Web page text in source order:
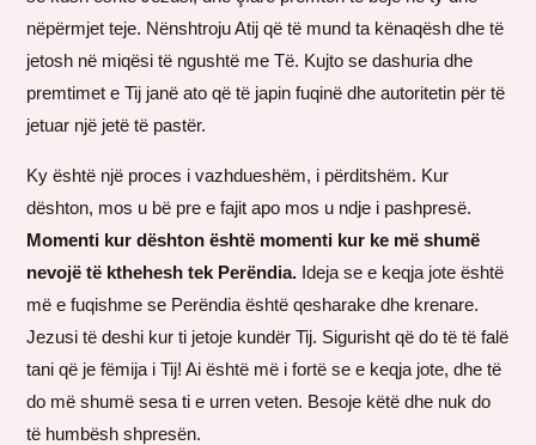
nëpërmjet teje. Nënshtroju Atij që të mund ta kënaqësh dhe të
jetosh në miqësi të ngushtë me Të. Kujto se dashuria dhe
premtimet e Tij janë ato që të japin fuqinë dhe autoritetin për të
jetuar një jetë të pastër.
Ky është një proces i vazhdueshëm, i përditshëm. Kur
dështon, mos u bë pre e fajit apo mos u ndje i pashpresë.
Momenti kur dështon është momenti kur ke më shumë
nevojë të kthehesh tek Perëndia. Ideja se e keqja jote është
më e fuqishme se Perëndia është qesharake dhe krenare.
Jezusi të deshi kur ti jetoje kundër Tij. Sigurisht që do të të falë
tani që je fëmija i Tij! Ai është më i fortë se e keqja jote, dhe të
do më shumë sesa ti e urren veten. Besoje këtë dhe nuk do
të humbësh shpresën.